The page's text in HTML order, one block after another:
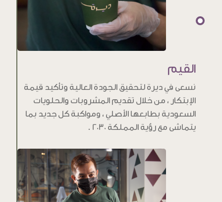
القيم
نسعى في ديرة لتحقيق الجودة العالية وتأكيد قيمة
الإبتكار ، من خلال تقديم المشروبات والحلويات
السعودية بطابعها الأصلي ، ومواكبة كل جديد بما
يتماشى مع رؤية المملكة 2030 .